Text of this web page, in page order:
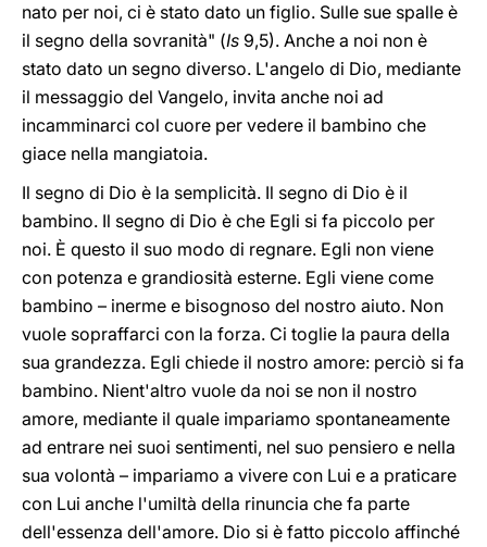
nato per noi, ci è stato dato un figlio. Sulle sue spalle è
il segno della sovranità" (Is 9,5). Anche a noi non è
stato dato un segno diverso. L'angelo di Dio, mediante
il messaggio del Vangelo, invita anche noi ad
incamminarci col cuore per vedere il bambino che
giace nella mangiatoia.
Il segno di Dio è la semplicità. Il segno di Dio è il
bambino. Il segno di Dio è che Egli si fa piccolo per
noi. È questo il suo modo di regnare. Egli non viene
con potenza e grandiosità esterne. Egli viene come
bambino – inerme e bisognoso del nostro aiuto. Non
vuole sopraffarci con la forza. Ci toglie la paura della
sua grandezza. Egli chiede il nostro amore: perciò si fa
bambino. Nient'altro vuole da noi se non il nostro
amore, mediante il quale impariamo spontaneamente
ad entrare nei suoi sentimenti, nel suo pensiero e nella
sua volontà – impariamo a vivere con Lui e a praticare
con Lui anche l'umiltà della rinuncia che fa parte
dell'essenza dell'amore. Dio si è fatto piccolo affinché